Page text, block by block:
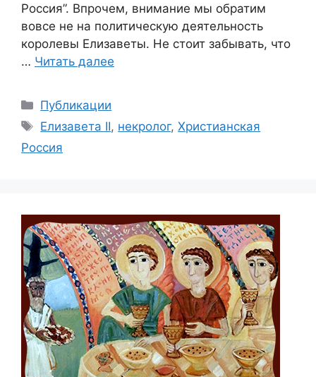
Россия”. Впрочем, внимание мы обратим
вовсе не на политическую деятельность
королевы Елизаветы. Не стоит забывать, что
… Читать далее
Рубрики
Публикации
Метки
Елизавета II, некролог,Христианская
Россия